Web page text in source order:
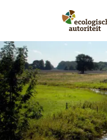
Ecologische Autoriteit